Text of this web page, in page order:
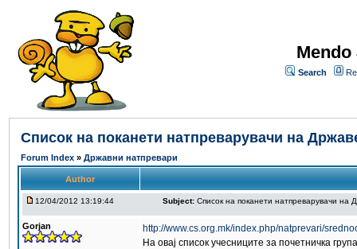
Search
Список на поканети натпреварувачи на
Forum Index » Државни натпревари
Author
12/04/2012 13:19:44 Subject: Список на поканети натпреварувачи на
Gorjan
http://www.cs.org.mk/index.php/natprevari/
На овај список учесниците за почетничка